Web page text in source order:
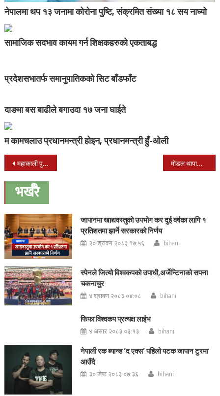
नेपालमा थप १३ जनामा कोरोना पुष्टि, संक्रमित संख्या १८ सय नाघ्यो
सामाजिक सदभाव कायम गर्न शिक्षकहरुको एकताबद्ध
प्रदेशसभातर्फ समानुपातिकको सिट बाँडफाँट
दाङमा बस बाढीले बगाउदा १७ जना घाईते
म कामचलाउ प्रधानमन्त्री होइन, प्रधानमन्त्री हुँ-ओली
Post
navigation
महाकाली पुलमा सवारी आवागमनमा रोक मोडल थापाको अभिनयमा “संरगम” सार्बजनिक
भर्खरै
जापानमा खाद्यवस्तुको उपभोग कर दुई वर्षका लागि १
प्रतिशतमा झार्ने सरकारको निर्णय
२० श्रावण २०८३ १७:५६ bihani
स्पेनले जित्यो विश्वकपको उपाधी,अर्जेन्टिनाको सपना
चकनाचुर
४ श्रावण २०८३ ०४:०८ bihani
फिफा विश्वकप प्रत्यक्ष लाईभ
४ असार २०८३ ०३:१३ bihani
नेपाली रक ब्यान्ड ‘द एक्स’ पहिलो पटक जापान टुरमा
आउँदै
३० जेष्ठ २०८३ ०७:३६ bihani